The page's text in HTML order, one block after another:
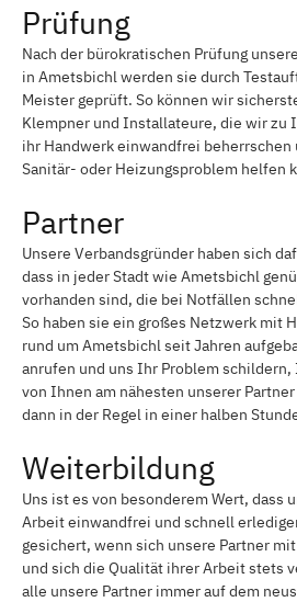
Prüfung
Nach der bürokratischen Prüfung
in Ametsbichl werden sie durch
Meister geprüft. So können wir
Klempner und Installateure, die wir zu
ihr Handwerk einwandfrei
Sanitär- oder Heizungsproblem helfen
Partner
Unsere Verbandsgründer haben sich
dass in jeder Stadt wie Ametsbichl
vorhanden sind, die bei Notfällen
So haben sie ein großes Netzwerk mit
rund um Ametsbichl seit Jahren
anrufen und uns Ihr Problem schildern,
von Ihnen am nähesten unserer
dann in der Regel in einer halben
Weiterbildung
Uns ist es von besonderem Wert, dass
Arbeit einwandfrei und schnell
gesichert, wenn sich unsere Partner
und sich die Qualität ihrer Arbeit stets
alle unsere Partner immer auf dem